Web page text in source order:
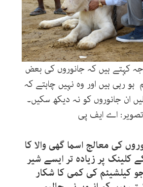
کہتے ہیں کہ جانوروں کی بعض
ہو رہی ہیں اور وہ نہیں چاہتے کہ
ان جانوروں کو نہ دیکھ سکیں۔
تصویر: اے ایف پی
کی معالج اسما گھی والا کا
کلینک پر زیادہ تر ایسے شیر
کیلشیئم کی کمی کا شکار